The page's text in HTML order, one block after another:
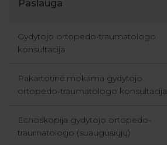
Paslauga
Gydytojo ortopedo-traumatologo
konsultacija
Pakartotinė mokama gydytojo
ortopedo-traumatologo konsultacija
Echoskopija gydytojo ortopedo-
traumatologo (suaugusiųjų)